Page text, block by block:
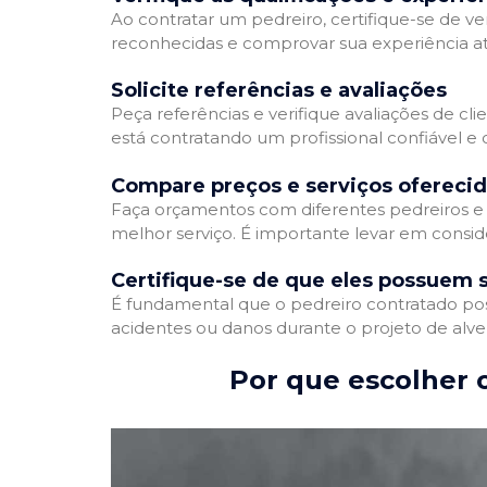
Ao contratar um pedreiro, certifique-se de
reconhecidas e comprovar sua experiência
Solicite referências e avaliações
Peça referências e verifique avaliações de
está contratando um profissional confiável
Compare preços e serviços
Faça orçamentos com diferentes pedreiros
melhor serviço. É importante levar em
Certifique-se de que eles possuem
É fundamental que o pedreiro contratado
acidentes ou danos durante o projeto de
Por que escolher